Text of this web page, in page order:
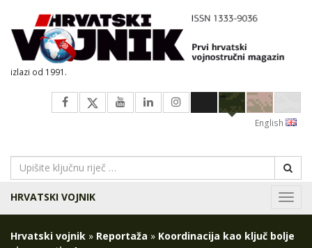
izlazi od 1991.
English
HRVATSKI VOJNIK
Hrvatski vojnik » Reportaža » Koordinacija kao ključ bolje